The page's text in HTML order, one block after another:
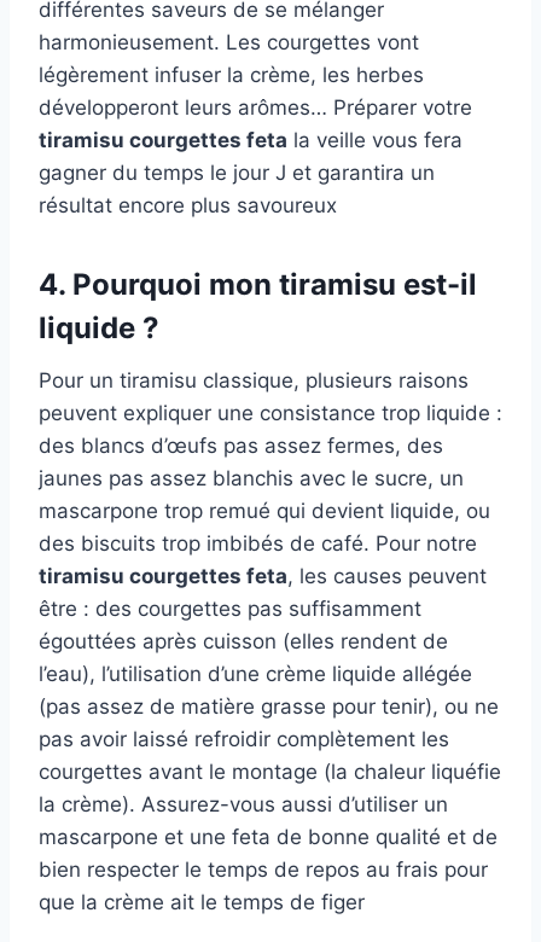
différentes saveurs de se mélanger
harmonieusement. Les courgettes vont
légèrement infuser la crème, les herbes
développeront leurs arômes… Préparer votre
tiramisu courgettes feta la veille vous fera
gagner du temps le jour J et garantira un
résultat encore plus savoureux
4. Pourquoi mon tiramisu est-il
liquide ?
Pour un tiramisu classique, plusieurs raisons
peuvent expliquer une consistance trop liquide :
des blancs d’œufs pas assez fermes, des
jaunes pas assez blanchis avec le sucre, un
mascarpone trop remué qui devient liquide, ou
des biscuits trop imbibés de café. Pour notre
tiramisu courgettes feta, les causes peuvent
être : des courgettes pas suffisamment
égouttées après cuisson (elles rendent de
l’eau), l’utilisation d’une crème liquide allégée
(pas assez de matière grasse pour tenir), ou ne
pas avoir laissé refroidir complètement les
courgettes avant le montage (la chaleur liquéfie
la crème). Assurez-vous aussi d’utiliser un
mascarpone et une feta de bonne qualité et de
bien respecter le temps de repos au frais pour
que la crème ait le temps de figer